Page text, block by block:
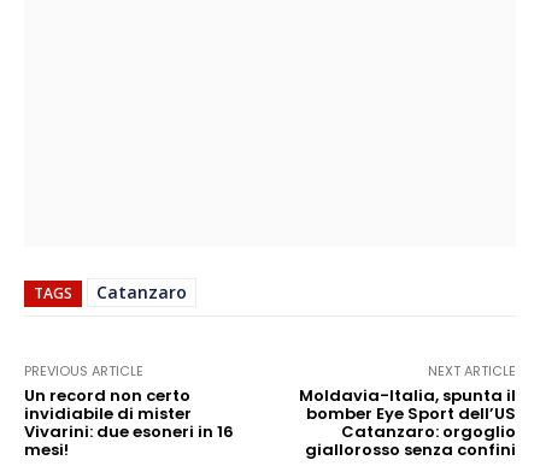
TAGS Catanzaro
PREVIOUS ARTICLE
Un record non certo
invidiabile di mister
Vivarini: due esoneri in 16
mesi!
NEXT ARTICLE
Moldavia-Italia, spunta il
bomber Eye Sport dell’US
Catanzaro: orgoglio
giallorosso senza confini